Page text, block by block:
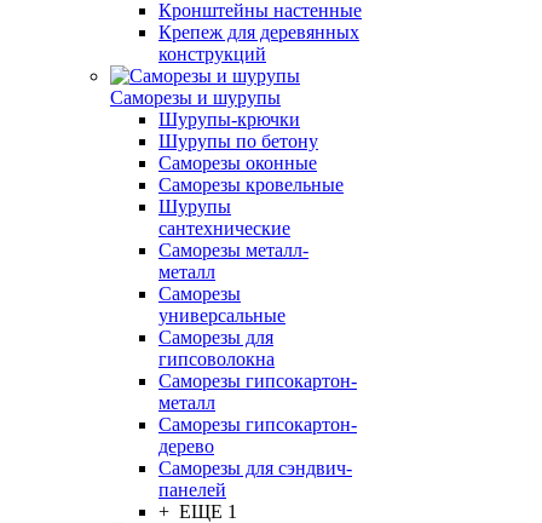
Кронштейны настенные
Крепеж для деревянных
конструкций
Саморезы и шурупы
Шурупы-крючки
Шурупы по бетону
Саморезы оконные
Саморезы кровельные
Шурупы
сантехнические
Саморезы металл-
металл
Саморезы
универсальные
Саморезы для
гипсоволокна
Саморезы гипсокартон-
металл
Саморезы гипсокартон-
дерево
Саморезы для сэндвич-
панелей
+ ЕЩЕ 1